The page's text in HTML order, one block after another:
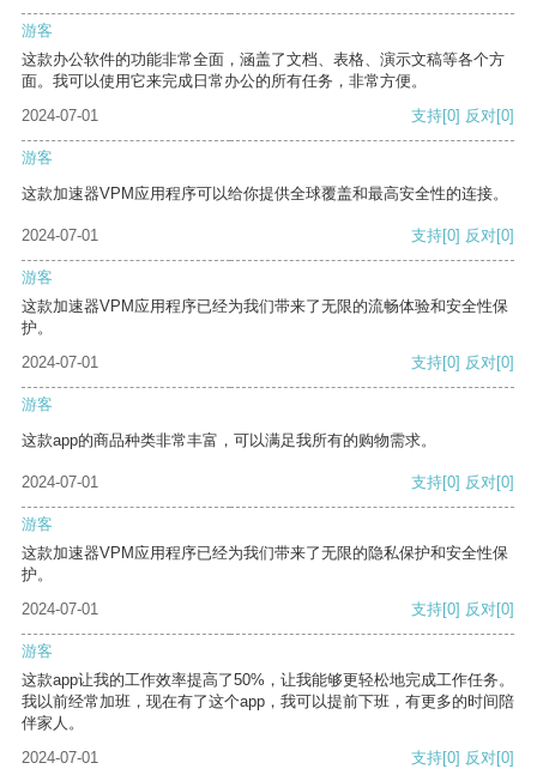
游客
这款办公软件的功能非常全面，涵盖了文档、表格、演示文稿等各个方
面。我可以使用它来完成日常办公的所有任务，非常方便。
2024-07-01
支持[0] 反对[0]
游客
这款加速器VPM应用程序可以给你提供全球覆盖和最高安全性的连接。
2024-07-01 支持[0] 反对[0]
游客
这款加速器VPM应用程序已经为我们带来了无限的流畅体验和安全性保
护。
2024-07-01
支持[0] 反对[0]
游客
这款app的商品种类非常丰富，可以满足我所有的购物需求。
2024-07-01 支持[0] 反对[0]
游客
这款加速器VPM应用程序已经为我们带来了无限的隐私保护和安全性保
护。
2024-07-01
支持[0] 反对[0]
游客
这款app让我的工作效率提高了50%，让我能够更轻松地完成工作任务。
我以前经常加班，现在有了这个app，我可以提前下班，有更多的时间陪
伴家人。
2024-07-01
支持[0] 反对[0]